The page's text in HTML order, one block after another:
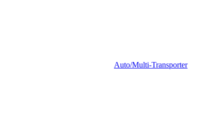
Auto/Multi-Transporter